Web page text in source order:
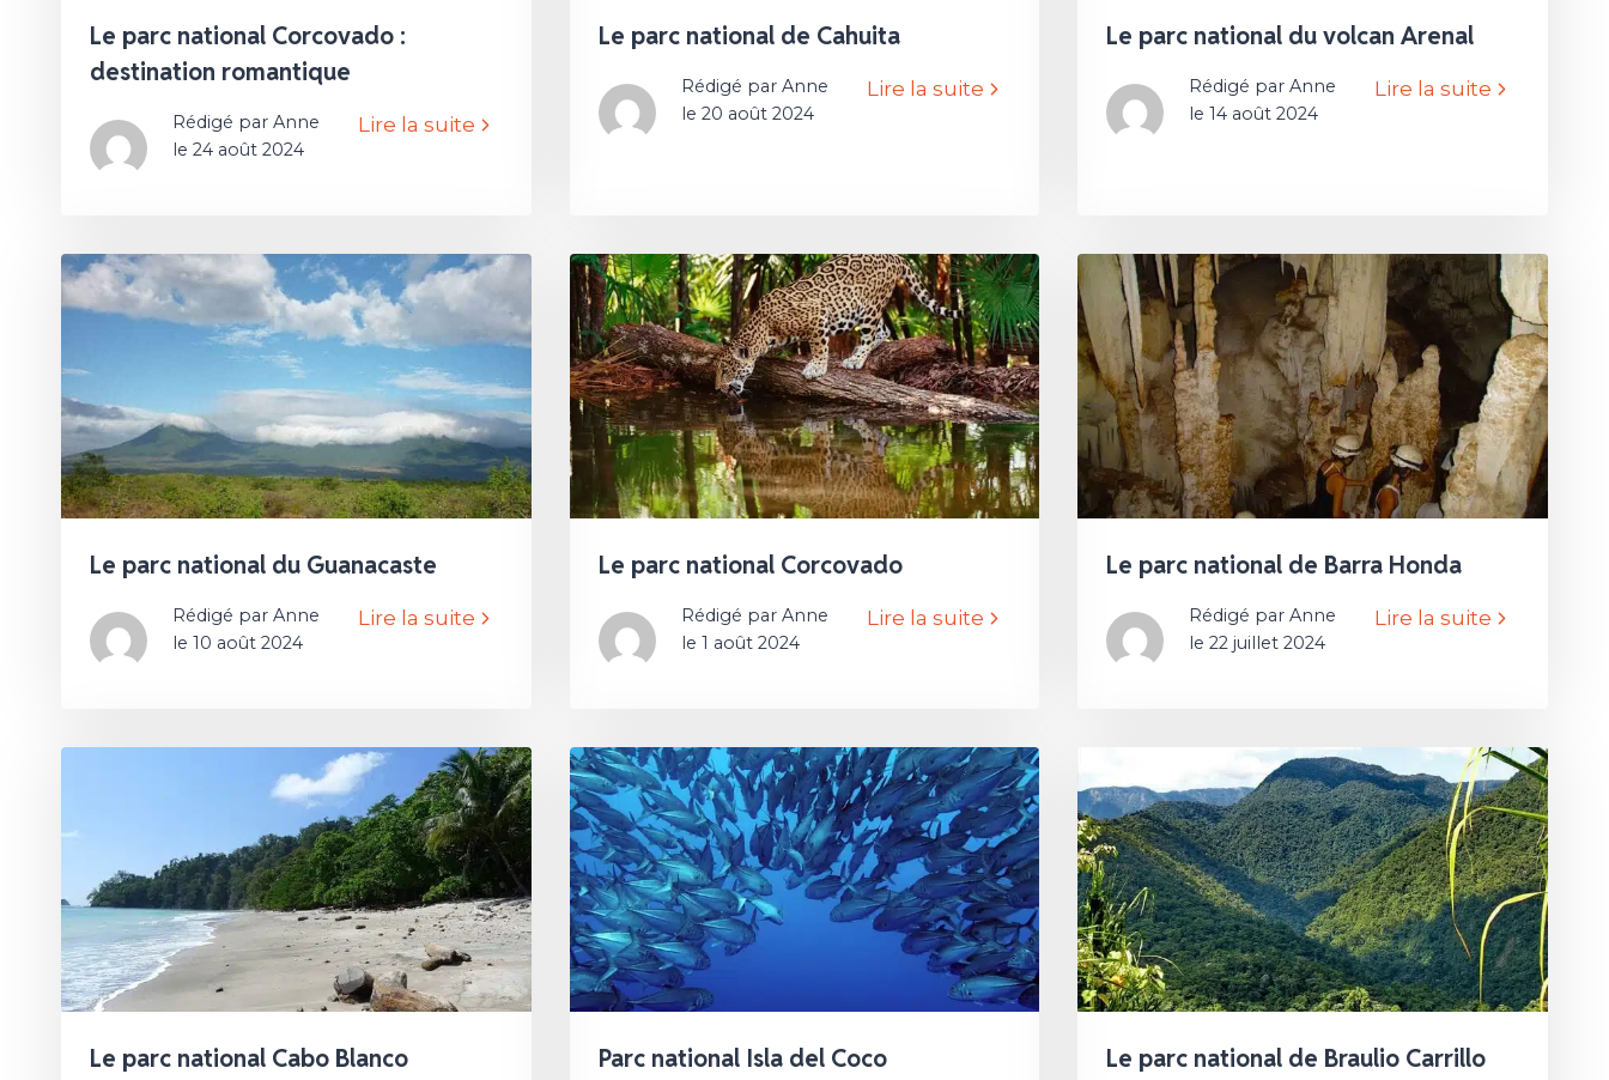
Le parc national Corcovado :
destination romantique
Rédigé par Anne
le 24 août 2024
Lire la suite
Le parc national de Cahuita
Rédigé par Anne
le 20 août 2024
Lire la suite
Le parc national du volcan Arenal
Rédigé par Anne
le 14 août 2024
Lire la suite
Le parc national du Guanacaste
Rédigé par Anne
le 10 août 2024
Lire la suite
Le parc national Corcovado
Rédigé par Anne
le 1 août 2024
Lire la suite
Le parc national de Barra Honda
Rédigé par Anne
le 22 juillet 2024
Lire la suite
Le parc national Cabo Blanco Parc national Isla del Coco Le parc national de Braulio Carrillo